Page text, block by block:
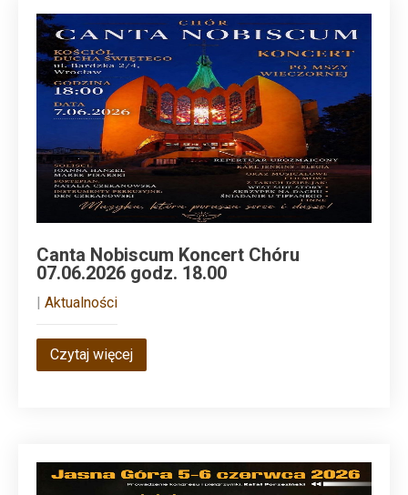
Canta Nobiscum Koncert Chóru
07.06.2026 godz. 18.00
Aktualności
Czytaj więcej